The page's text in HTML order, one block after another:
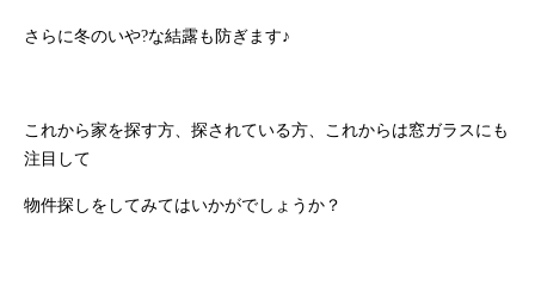
さらに冬のいや?な結露も防ぎます♪
これから家を探す方、探されている方、これからは窓ガラスにも
注目して
物件探しをしてみてはいかがでしょうか？